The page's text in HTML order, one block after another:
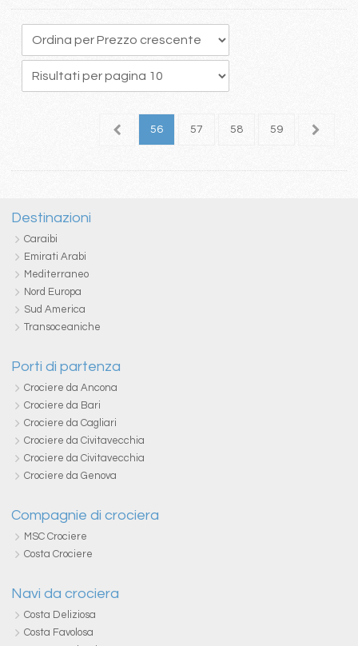
55 56 57 58 59 60
Destinazioni
Caraibi
Emirati Arabi
Mediterraneo
Nord Europa
Sud America
Transoceaniche
Porti di partenza
Crociere da Ancona
Crociere da Bari
Crociere da Cagliari
Crociere da Civitavecchia
Crociere da Civitavecchia
Crociere da Genova
Compagnie di crociera
MSC Crociere
Costa Crociere
Navi da crociera
Costa Deliziosa
Costa Favolosa